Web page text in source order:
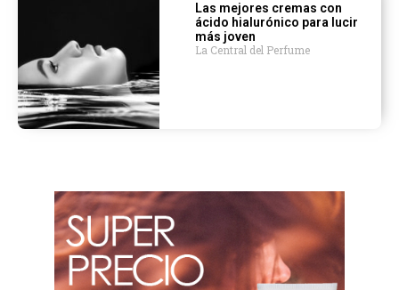
Las mejores cremas con
ácido hialurónico para lucir
más joven
La Central del Perfume